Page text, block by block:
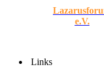
e.V.
Links